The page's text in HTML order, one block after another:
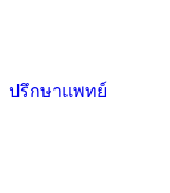
ปรึกษาแพทย์